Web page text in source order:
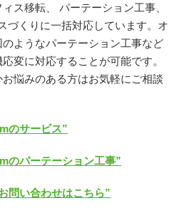
ス移転、 パーテーション工事、
づくりに一括対応しています。オ
ようなパーテーション工事など
変に対応することが可能です。
悩みのある方はお気軽にご相談
のサービス”
のパーテーション工事”
問い合わせはこちら”